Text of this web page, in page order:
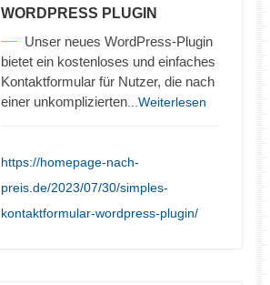
WORDPRESS PLUGIN
Unser neues WordPress-Plugin
bietet ein kostenloses und einfaches
Kontaktformular für Nutzer, die nach
einer unkomplizierten ...Weiterlesen
https://homepage-nach-
preis.de/2023/07/30/simples-
kontaktformular-wordpress-plugin/